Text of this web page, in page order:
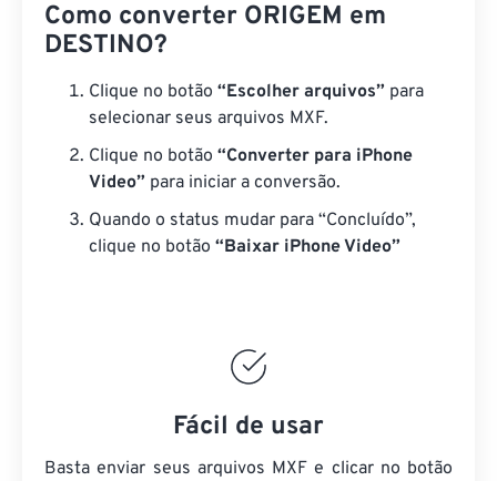
Como converter ORIGEM em
DESTINO?
Clique no botão “Escolher arquivos” para
selecionar seus arquivos MXF.
Clique no botão “Converter para iPhone
Video” para iniciar a conversão.
Quando o status mudar para “Concluído”,
clique no botão “Baixar iPhone Video”
Fácil de usar
Basta enviar seus arquivos MXF e clicar no botão